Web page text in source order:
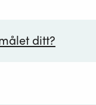
ditt?